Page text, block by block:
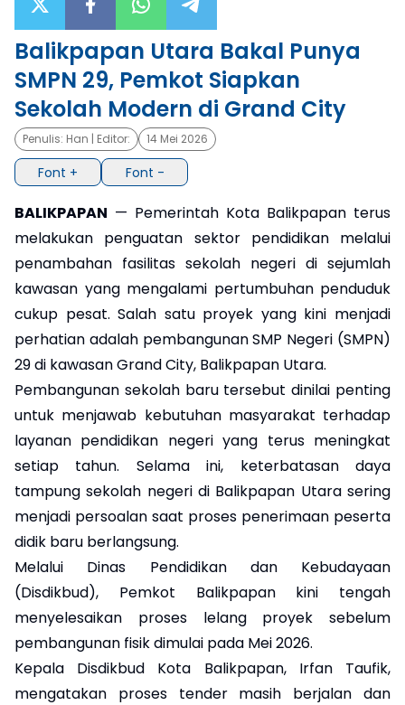
×
Balikpapan Utara Bakal Punya
SMPN 29, Pemkot Siapkan
Sekolah Modern di Grand City
Penulis: Han | Editor: 14 Mei 2026
Font + Font -
BALIKPAPAN — Pemerintah Kota Balikpapan terus
melakukan penguatan sektor pendidikan melalui
penambahan fasilitas sekolah negeri di sejumlah
kawasan yang mengalami pertumbuhan penduduk
cukup pesat. Salah satu proyek yang kini menjadi
perhatian adalah pembangunan SMP Negeri (SMPN)
29 di kawasan Grand City, Balikpapan Utara.
Pembangunan sekolah baru tersebut dinilai penting
untuk menjawab kebutuhan masyarakat terhadap
layanan pendidikan negeri yang terus meningkat
setiap tahun. Selama ini, keterbatasan daya
tampung sekolah negeri di Balikpapan Utara sering
menjadi persoalan saat proses penerimaan peserta
didik baru berlangsung.
Melalui Dinas Pendidikan dan Kebudayaan
(Disdikbud), Pemkot Balikpapan kini tengah
menyelesaikan proses lelang proyek sebelum
pembangunan fisik dimulai pada Mei 2026.
Kepala Disdikbud Kota Balikpapan, Irfan Taufik,
mengatakan proses tender masih berjalan dan